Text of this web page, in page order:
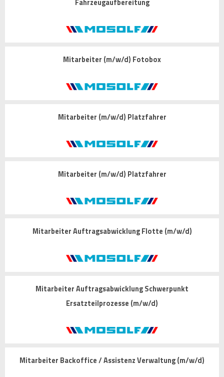
Fahrzeugaufbereitung
Mitarbeiter (m/w/d) Fotobox
Mitarbeiter (m/w/d) Platzfahrer
Mitarbeiter (m/w/d) Platzfahrer
Mitarbeiter Auftragsabwicklung Flotte (m/w/d)
Mitarbeiter Auftragsabwicklung Schwerpunkt
Ersatzteilprozesse (m/w/d)
Mitarbeiter Backoffice / Assistenz Verwaltung (m/w/d)